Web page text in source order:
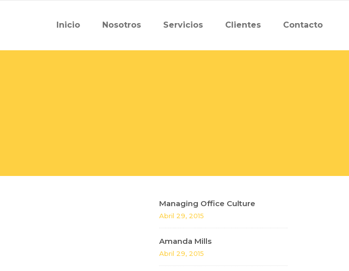
Inicio Nosotros Servicios Clientes Contacto
Managing Office Culture
Abril 29, 2015
Amanda Mills
Abril 29, 2015